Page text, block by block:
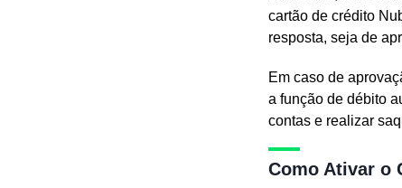
cartão de crédito
resposta, seja de
Em caso de
a função de débito
contas e realizar
Como Ativar o